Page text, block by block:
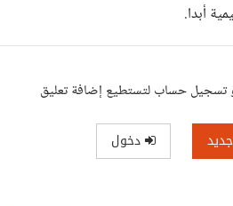
أبدا.
حساب لتستطيع إضافة تعليق
دخول